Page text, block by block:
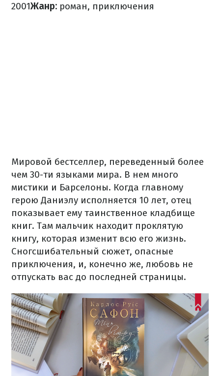
2001Жанр: роман, приключения
Мировой бестселлер, переведенный более
чем 30-ти языками мира. В нем много
мистики и Барселоны. Когда главному
герою Даниэлу исполняется 10 лет, отец
показывает ему таинственное кладбище
книг. Там мальчик находит проклятую
книгу, которая изменит всю его жизнь.
Сногсшибательный сюжет, опасные
приключения, и, конечно же, любовь не
отпускать вас до последней страницы.